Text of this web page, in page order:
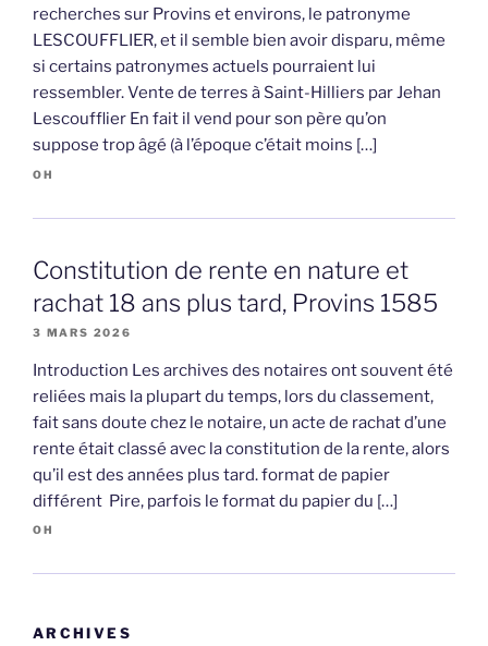
recherches sur Provins et environs, le patronyme
LESCOUFFLIER, et il semble bien avoir disparu, même
si certains patronymes actuels pourraient lui
ressembler. Vente de terres à Saint-Hilliers par Jehan
Lescoufflier En fait il vend pour son père qu’on
suppose trop âgé (à l’époque c’était moins […]
OH
Constitution de rente en nature et
rachat 18 ans plus tard, Provins 1585
3 MARS 2026
Introduction Les archives des notaires ont souvent été
reliées mais la plupart du temps, lors du classement,
fait sans doute chez le notaire, un acte de rachat d’une
rente était classé avec la constitution de la rente, alors
qu’il est des années plus tard. format de papier
différent Pire, parfois le format du papier du […]
OH
ARCHIVES